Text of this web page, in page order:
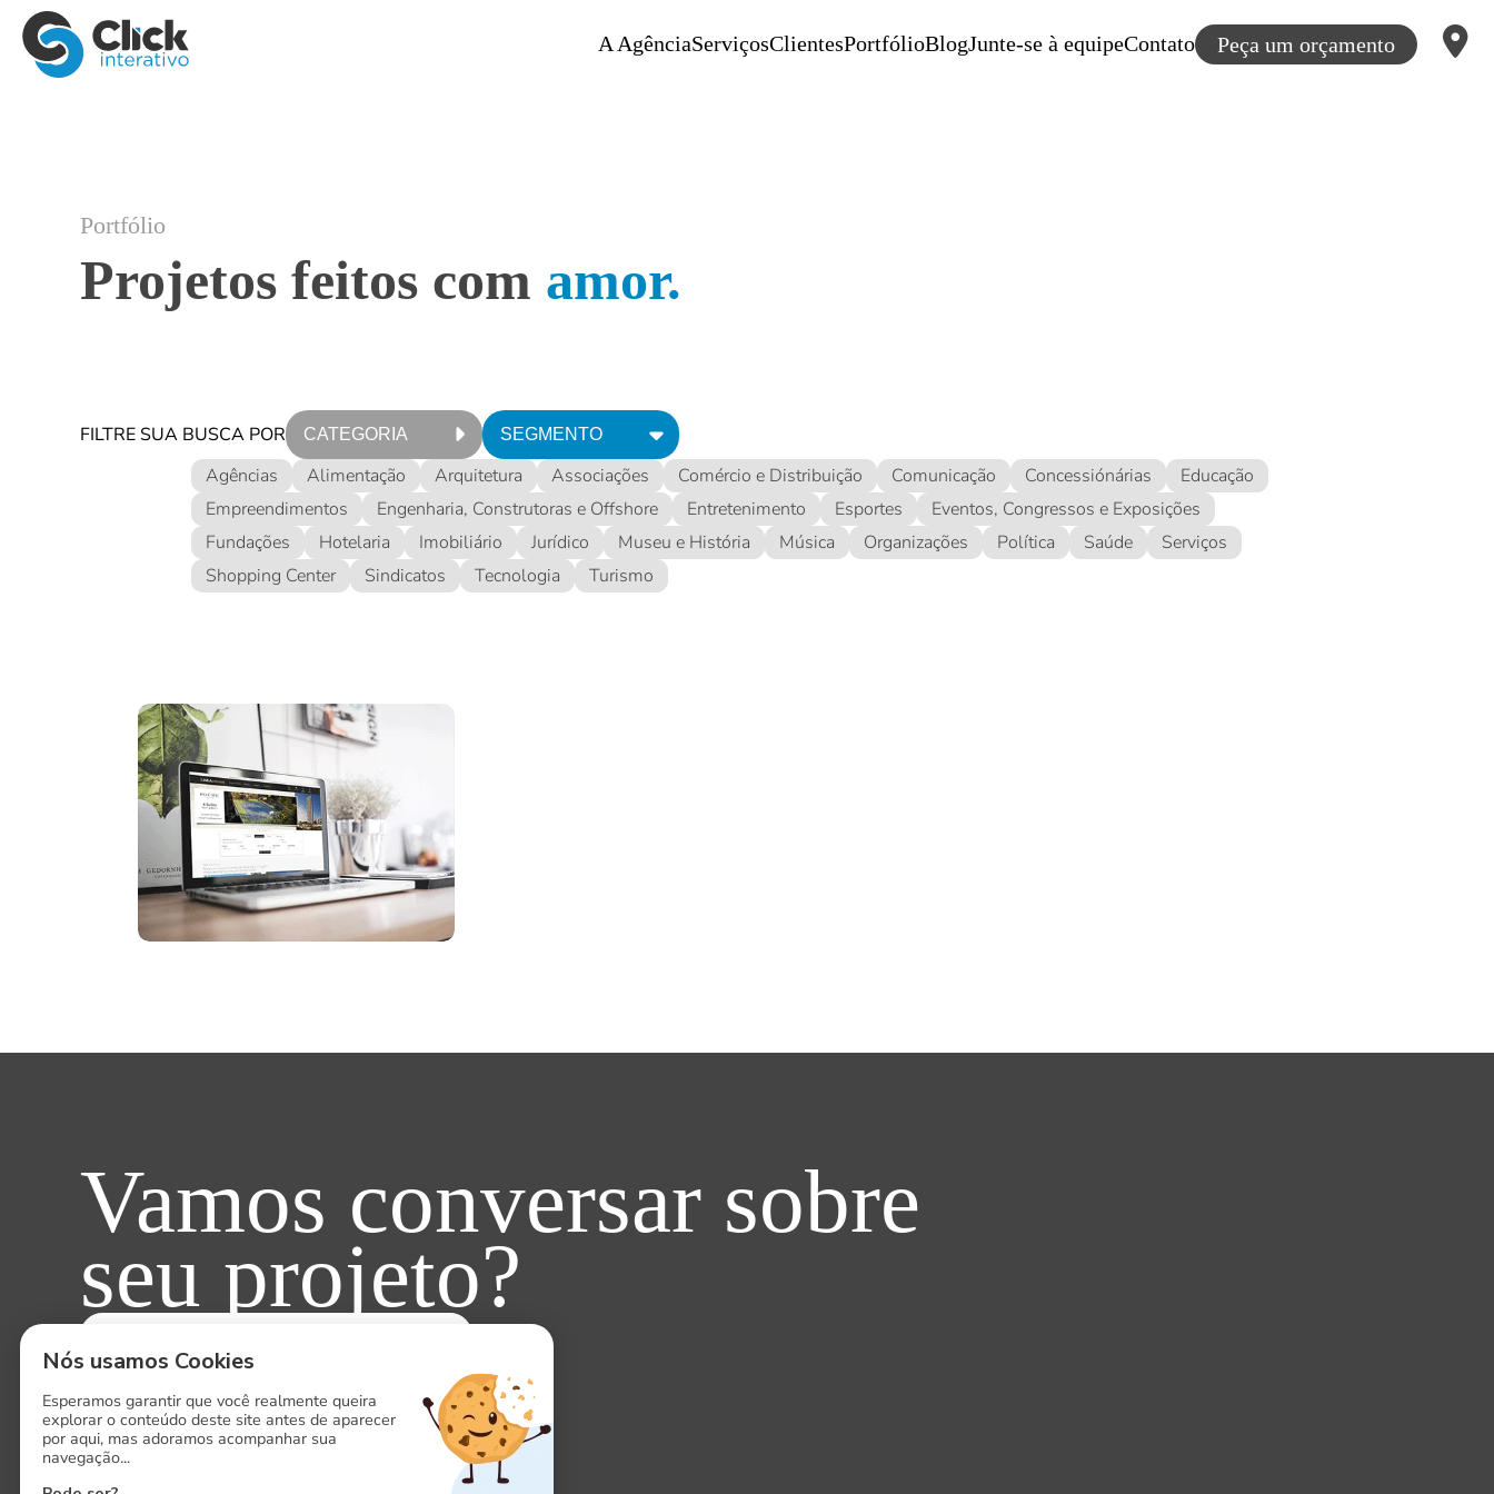
A AgênciaServiçosClientesPortfólioBlogJunte-se à equipeContato Peça um orçamento
Portfólio
Projetos feitos com amor.
FILTRE SUA BUSCA POR CATEGORIA SEGMENTO
Agências Alimentação Arquitetura Associações Comércio e Distribuição Comunicação Concessiónárias
Educação
Empreendimentos
Engenharia, Construtoras e Offshore Entretenimento Esportes
Eventos, Congressos e Exposições
Fundações
Hotelaria Imobiliário Jurídico Museu e História Música Organizações Política Saúde
Serviços
Shopping Center
Sindicatos Tecnologia Turismo
Vamos conversar sobre
seu projeto?
Nós usamos Cookies
Esperamos garantir que você realmente queira
explorar o conteúdo deste site antes de aparecer
por aqui, mas adoramos acompanhar sua
navegação...